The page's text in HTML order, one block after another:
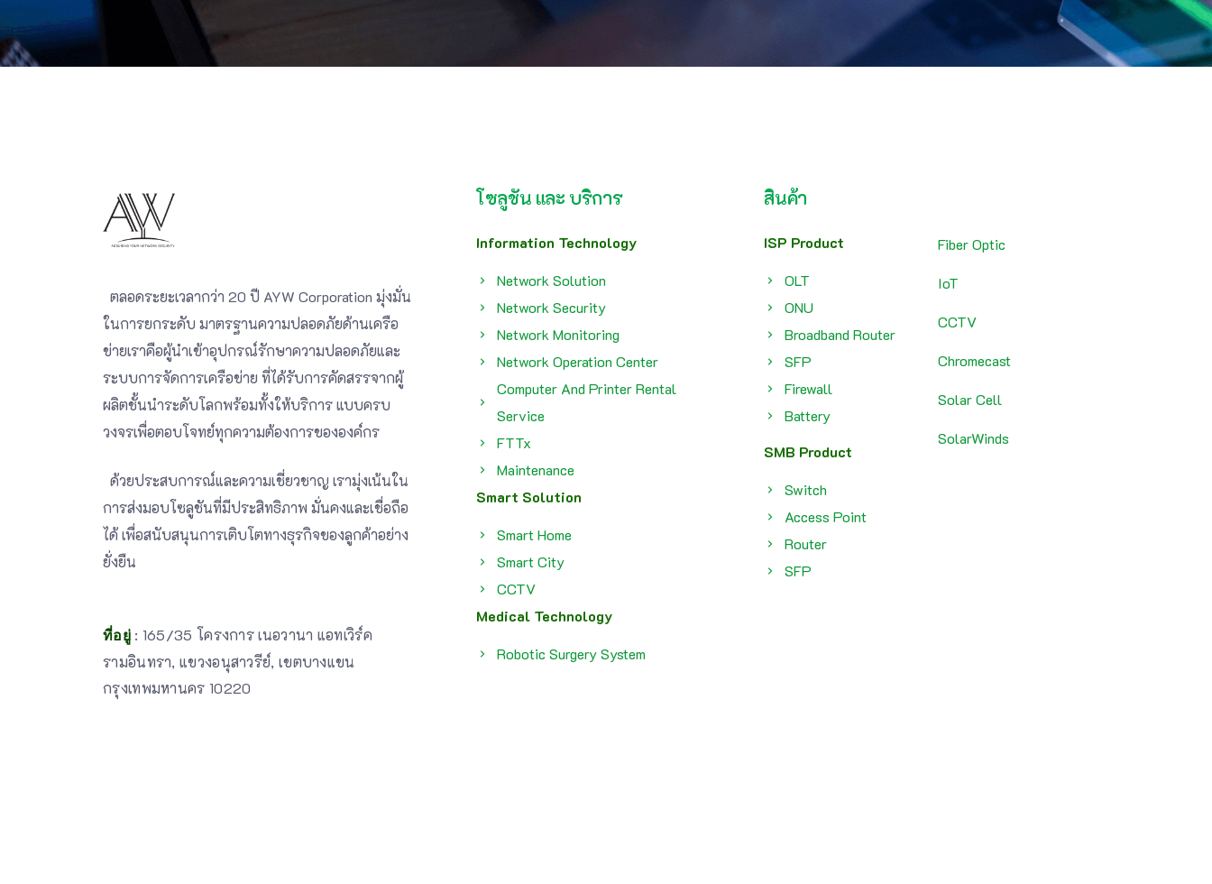
ตลอดระยะเวลากว่า 20 ปี AYW Corporation มุ่งมั่น
ในการยกระดับ มาตรฐานความปลอดภัยด้านเครือ
ข่ายเราคือผู้นำเข้าอุปกรณ์รักษาความปลอดภัยและ
ระบบการจัดการเครือข่าย ที่ได้รับการคัดสรรจากผู้
ผลิตชั้นนำระดับโลกพร้อมทั้งให้บริการ แบบครบ
วงจรเพื่อตอบโจทย์ทุกความต้องการขององค์กร
ด้วยประสบการณ์และความเชี่ยวชาญ เรามุ่งเน้นใน
การส่งมอบโซลูชันที่มีประสิทธิภาพ มั่นคงและเชื่อถือ
ได้ เพื่อสนับสนุนการเติบโตทางธุรกิจของลูกค้าอย่าง
ยั่งยืน
ที่อยู่: 165/35 โครงการ เนอวานา แอทเวิร์ค
รามอินทรา, แขวงอนุสาวรีย์, เขตบางแขน
กรุงเทพมหานคร 10220
โซลูชัน และ บริการ
Information Technology
Network Solution
Network Security
Network Monitoring
Network Operation Center
Computer And Printer Rental
Service
FTTx
Maintenance
Smart Solution
Smart Home
Smart City
CCTV
Medical Technology
Robotic Surgery System
สินค้า
ISP Product
OLT
ONU
Broadband Router
SFP
Firewall
Battery
SMB Product
Switch
Access Point
Router
SFP
Fiber Optic
IoT
CCTV
Chromecast
Solar Cell
SolarWinds